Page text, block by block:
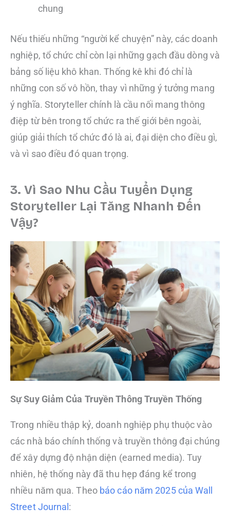
chung
Nếu thiếu những “người kể chuyện” này, các doanh
nghiệp, tổ chức chỉ còn lại những gạch đầu dòng và
bảng số liệu khô khan. Thống kê khi đó chỉ là
những con số vô hồn, thay vì những ý tưởng mang
ý nghĩa. Storyteller chính là cầu nối mang thông
điệp từ bên trong tổ chức ra thế giới bên ngoài,
giúp giải thích tổ chức đó là ai, đại diện cho điều gì,
và vì sao điều đó quan trọng.
3. Vì Sao Nhu Cầu Tuyển Dụng
Storyteller Lại Tăng Nhanh Đến
Vậy?
Sự Suy Giảm Của Truyền Thông Truyền Thống
Trong nhiều thập kỷ, doanh nghiệp phụ thuộc vào
các nhà báo chính thống và truyền thông đại chúng
để xây dựng độ nhận diện (earned media). Tuy
nhiên, hệ thống này đã thu hẹp đáng kể trong
nhiều năm qua. Theo báo cáo năm 2025 của Wall
Street Journal: